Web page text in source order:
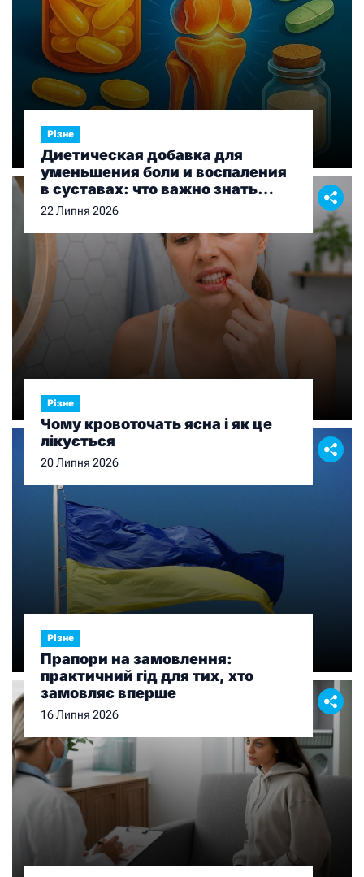
Різне
Диетическая добавка для
уменьшения боли и воспаления
в суставах: что важно знать
перед выбором
22 Липня 2026
Різне
Чому кровоточать ясна і як це
лікується
20 Липня 2026
Різне
Прапори на замовлення:
практичний гід для тих, хто
замовляє вперше
16 Липня 2026